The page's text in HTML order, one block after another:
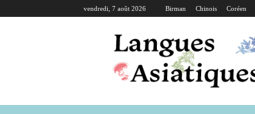
vendredi, 7 août 2026 Birman Chinois Coréen
Langues
Asiatiques